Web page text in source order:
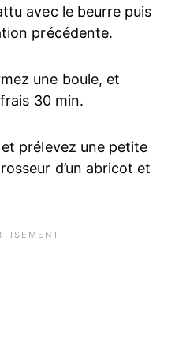
avec le beurre puis
précédente.
une boule, et
30 min.
prélevez une petite
d’un abricot et